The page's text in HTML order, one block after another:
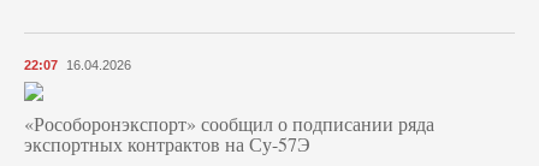
22:07 16.04.2026
«Рособоронэкспорт» сообщил о подписании ряда
экспортных контрактов на Су-57Э